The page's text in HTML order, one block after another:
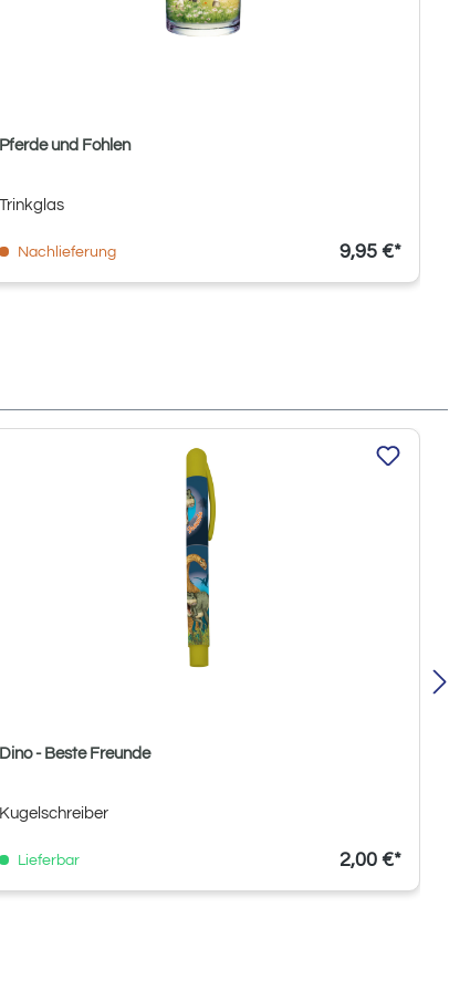
Pferde und Fohlen
Trinkglas
Nachlieferung 9,95 €*
Dino - Beste Freunde
Kugelschreiber
Lieferbar 2,00 €*